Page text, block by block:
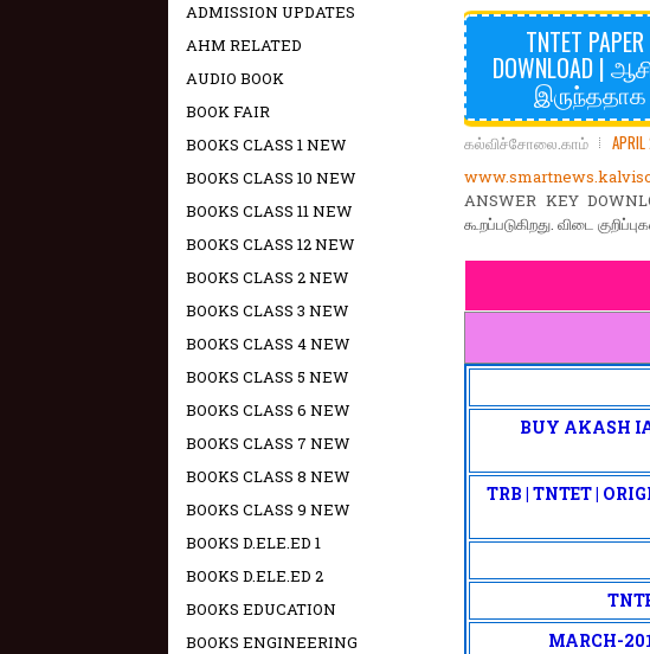
TNTET
DOWNLOAD |
இருந்ததாக
கல்விச்சோலை.காம்
ANSWER KEY
கூறப்படுகிறது. விடை
BUY AKASH
TRB | TNTET |
MARCH-
ADMISSION UPDATES
AHM RELATED
AUDIO BOOK
BOOK FAIR
BOOKS CLASS 1 NEW
BOOKS CLASS 10 NEW
BOOKS CLASS 11 NEW
BOOKS CLASS 12 NEW
BOOKS CLASS 2 NEW
BOOKS CLASS 3 NEW
BOOKS CLASS 4 NEW
BOOKS CLASS 5 NEW
BOOKS CLASS 6 NEW
BOOKS CLASS 7 NEW
BOOKS CLASS 8 NEW
BOOKS CLASS 9 NEW
BOOKS D.ELE.ED 1
BOOKS D.ELE.ED 2
BOOKS EDUCATION
BOOKS ENGINEERING